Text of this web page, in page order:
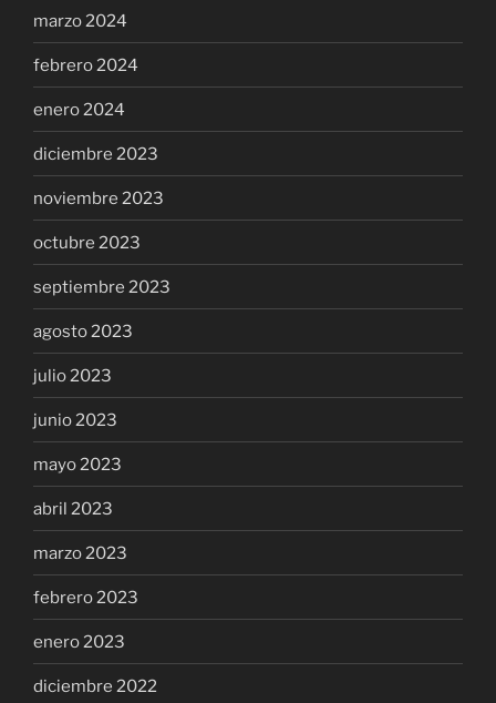
marzo 2024
febrero 2024
enero 2024
diciembre 2023
noviembre 2023
octubre 2023
septiembre 2023
agosto 2023
julio 2023
junio 2023
mayo 2023
abril 2023
marzo 2023
febrero 2023
enero 2023
diciembre 2022